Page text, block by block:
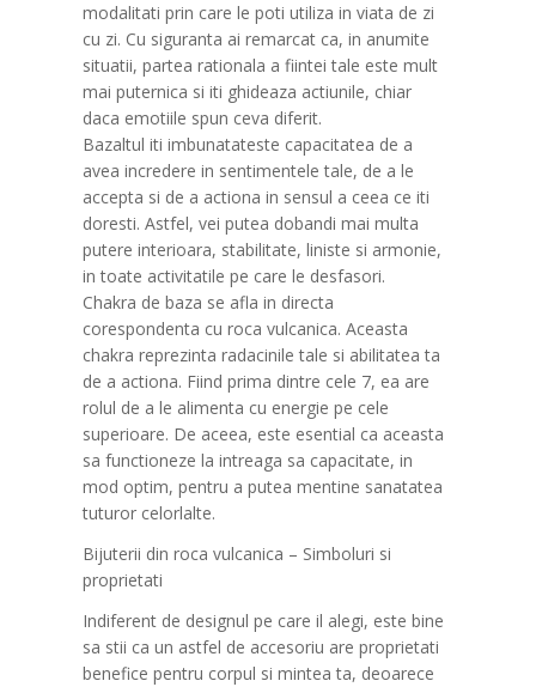
modalitati prin care le poti utiliza in viata de zi
cu zi. Cu siguranta ai remarcat ca, in anumite
situatii, partea rationala a fiintei tale este mult
mai puternica si iti ghideaza actiunile, chiar
daca emotiile spun ceva diferit.
Bazaltul iti imbunatateste capacitatea de a
avea incredere in sentimentele tale, de a le
accepta si de a actiona in sensul a ceea ce iti
doresti. Astfel, vei putea dobandi mai multa
putere interioara, stabilitate, liniste si armonie,
in toate activitatile pe care le desfasori.
Chakra de baza se afla in directa
corespondenta cu roca vulcanica. Aceasta
chakra reprezinta radacinile tale si abilitatea ta
de a actiona. Fiind prima dintre cele 7, ea are
rolul de a le alimenta cu energie pe cele
superioare. De aceea, este esential ca aceasta
sa functioneze la intreaga sa capacitate, in
mod optim, pentru a putea mentine sanatatea
tuturor celorlalte.
Bijuterii din roca vulcanica – Simboluri si
proprietati
Indiferent de designul pe care il alegi, este bine
sa stii ca un astfel de accesoriu are proprietati
benefice pentru corpul si mintea ta, deoarece